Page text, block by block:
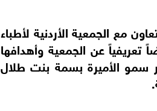
مع الجمعية الأردنية لأطباء
عن الجمعية وأهدافها
سمو الأميرة بسمة بنت طلال